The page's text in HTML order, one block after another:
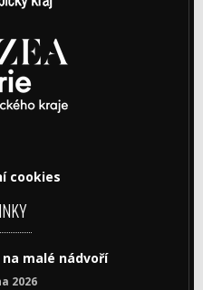
cookies
malé nádvoří
2026